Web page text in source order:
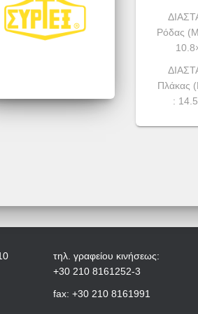
Ρόδας
Πλάκας
:
τηλ. γραφείου κινήσεως:
+30 210 8161252-3
fax: +30 210 8161991